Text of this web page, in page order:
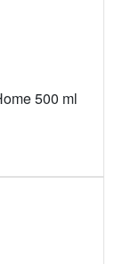
500 ml